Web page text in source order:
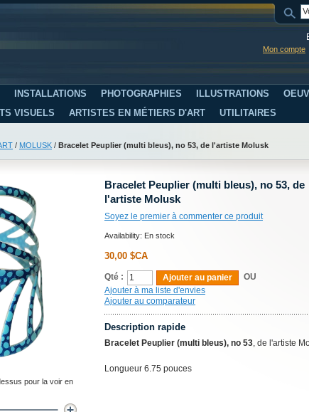
Mon compte
INSTALLATIONS PHOTOGRAPHIES ILLUSTRATIONS
VISUELS ARTISTES EN MÉTIERS D'ART UTILITAIRES
/ MOLUSK / Bracelet Peuplier (multi bleus), no 53, de l'artiste Molusk
Bracelet Peuplier (multi bleus), no 53, de
l'artiste Molusk
Soyez le premier à commenter ce produit
Availability: En stock
30,00 $CA
Qté : Ajouter au panier
OU
Ajouter à ma liste d'envies
Ajouter au comparateur
Description rapide
Bracelet Peuplier (multi bleus), no 53, de l'artiste
Longueur 6.75 pouces
pour la voir en